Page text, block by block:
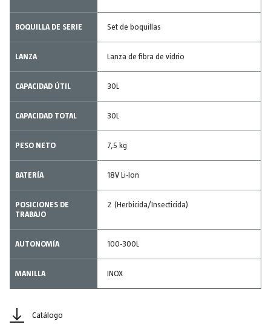
BOQUILLA DE SERIE Set de boquillas
LANZA Lanza de fibra de vidrio
CAPACIDAD ÚTIL 30L
CAPACIDAD TOTAL 30L
PESO NETO 7,5 kg
BATERÍA 18V Li-Ion
POSICIONES DE
TRABAJO
2 (Herbicida/Insecticida)
AUTONOMÍA 100-300L
MANILLA INOX
Catálogo